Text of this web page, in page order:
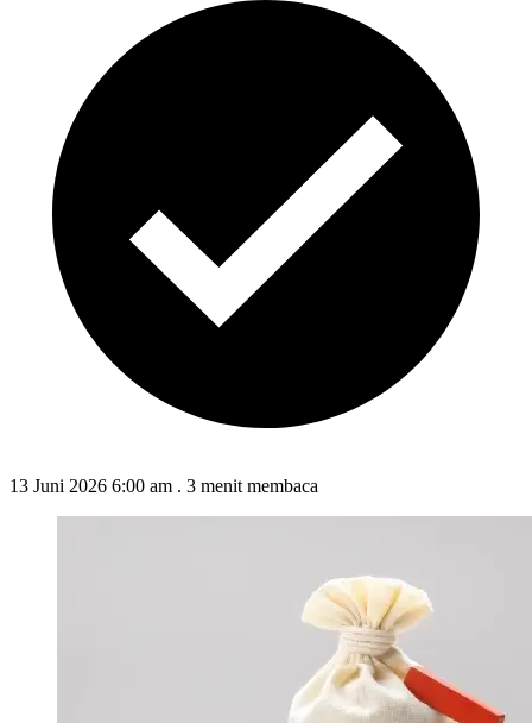
13 Juni 2026 6:00 am . 3 menit membaca